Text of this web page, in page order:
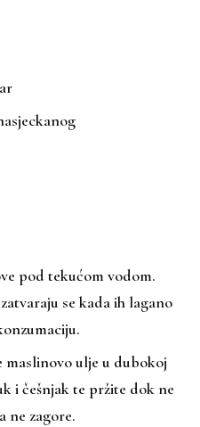
pod tekućom vodom.
se kada ih lagano
ulje u dubokoj
i češnjak te pržite dok ne
ne zagore.